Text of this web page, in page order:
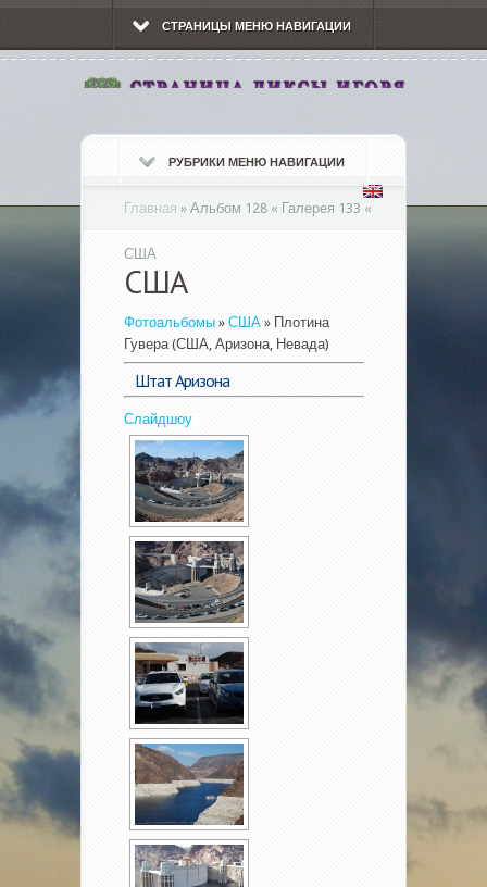
СТРАНИЦЫ МЕНЮ НАВИГАЦИИ
РУБРИКИ МЕНЮ НАВИГАЦИИ
Главная » Альбом 128 « Галерея 133 «
США
США
Фотоальбомы » США » Плотина
Гувера (США, Аризона, Невада)
Штат Аризона
Слайдшоу